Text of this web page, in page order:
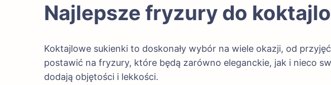
Najlepsze fryzury do
Koktajlowe sukienki to doskonały wybór na wiele okazji, od
postawić na fryzury, które będą zarówno eleganckie, jak i nieco
dodają objętości i lekkości.